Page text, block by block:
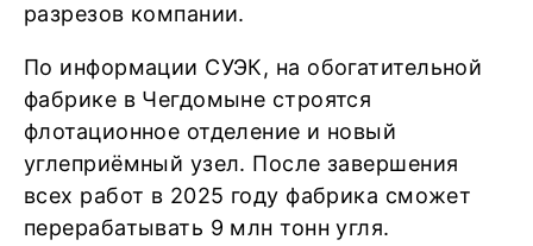
разрезов компании.
По информации СУЭК, на обогатительной
фабрике в Чегдомыне строятся
флотационное отделение и новый
углеприёмный узел. После завершения
всех работ в 2025 году фабрика сможет
перерабатывать 9 млн тонн угля.